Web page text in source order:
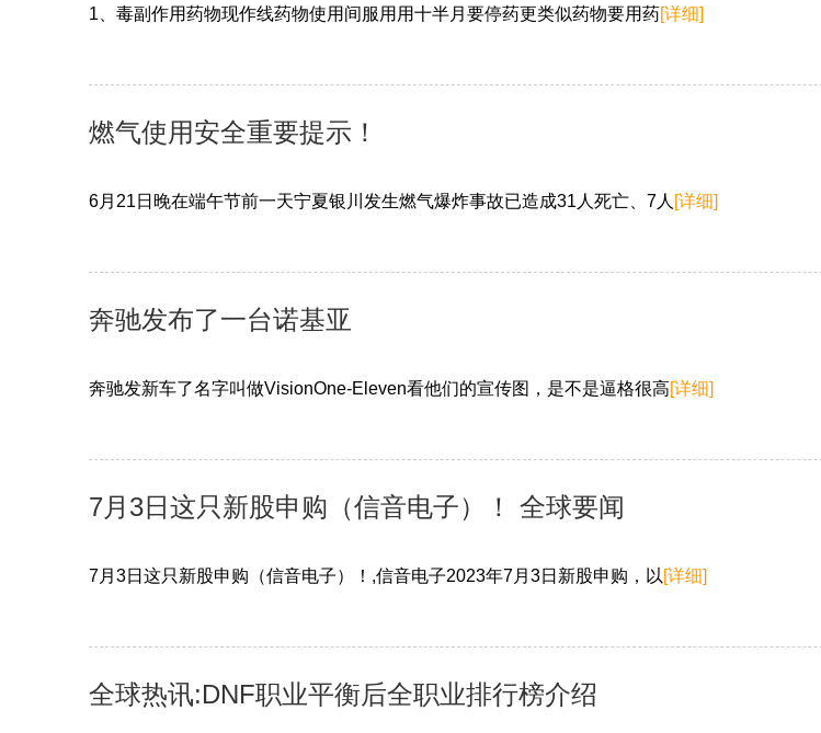
1、毒副作用药物现作线药物使用间服用用十半月要停药更类似药物要用药[详细]
燃气使用安全重要提示！
6月21日晚在端午节前一天宁夏银川发生燃气爆炸事故已造成31人死亡、7人 [详细]
奔驰发布了一台诺基亚
奔驰发新车了名字叫做VisionOne-Eleven看他们的宣传图，是不是逼格很高[详细]
7月3日这只新股申购（信音电子）！ 全球要闻
7月3日这只新股申购（信音电子）！,信音电子2023年7月3日新股申购，以 [详细]
全球热讯:DNF职业平衡后全职业排行榜介绍